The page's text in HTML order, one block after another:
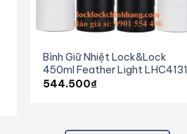
Bình Giữ Nhiệt Lock&Lock
450ml Feather Light LHC4131
544.500₫